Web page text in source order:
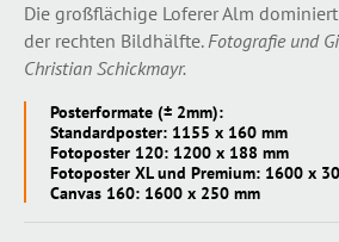
Die großflächige Loferer Alm
der rechten Bildhälfte.Fotografie und
Christian Schickmayr.
Posterformate (± 2mm):
Standardposter: 1155 x 160 mm
Fotoposter 120: 1200 x 188 mm
Fotoposter XL und Premium: 1600 x
Canvas 160: 1600 x 250 mm